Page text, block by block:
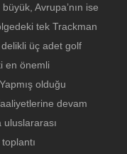
Avrupa’nın ise
tek Trackman
üç adet golf
en önemli
olduğu
devam